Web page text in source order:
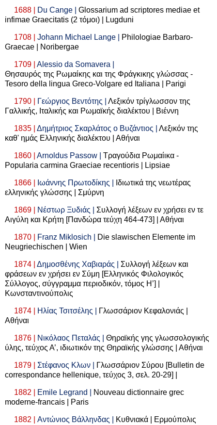
1688 | Du Cange | Glossarium ad scriptores mediae et
infimae Graecitatis (2 τόμοι) | Lugduni
1708 | Johann Michael Lange |
Philologiae Barbaro-
Graecae | Noribergae
1709 | Alessio da Somavera |
Θησαυρός της Ρωμαίκης και της Φράγκικης γλώσσας -
Tesoro della lingua Greco-Volgare ed Italiana | Parigi
1790 | Γεώργιος Βεντότης | Λεξικόν τρίγλωσσον της
Γαλλικής, Ιταλικής και Ρωμαϊκής διαλέκτου | Βιέννη
1835 | Δημήτριος Σκαρλάτος ο Βυζάντιος | Λεξικόν της
καθ' ημάς Ελληνικής διαλέκτου | Αθήναι
1860 | Arnoldus Passow | Τραγούδια Ρωμαίικα-
Popularia carmina Graeciae recentioris | Lipsiae
1866 | Ιωάννης Πρωτοδίκης |
Ιδιωτικά της νεωτέρας
ελληνικής γλώσσης | Σμύρνη
1869 | Νέστωρ Ξυδιάς | Συλλογή λέξεων εν χρήσει εν τε
Αιγύλη και Κρήτη [Πανδώρα τεύχη 464-473] | Αθήναι
1870 | Franz Miklosich |
Die slawischen Elemente im
Neugriechischen | Wien
1874 | Δημοσθένης Χαβιαράς | Συλλογή λέξεων και
φράσεων εν χρήσει εν Σύμη [Ελληνικός Φιλολογικός
Σύλλογος, σύγγραμμα περιοδικόν, τόμος Η’] |
Κωνσταντινούπολις
1874 | Ηλίας Τσιτσέλης |
Γλωσσάριον Κεφαλονιάς |
Αθήναι
1876 | Νικόλαος Πεταλάς | Θηραϊκής γης γλωσσολογικής
ύλης, τεύχος Α’, ιδιωτικόν της Θηραϊκής γλώσσης | Αθήναι
1879 | Στέφανος Κλων | Γλωσσάριον Σύρου [Bulletin de
correspondance hellenique, τεύχος 3, σελ. 20-29] |
1882 | Emile Legrand |
Nouveau dictionnaire grec
moderne-francais | Paris
1882 | Αντώνιος Βάλληνδας Κυθνιακά| Ερμούπολις